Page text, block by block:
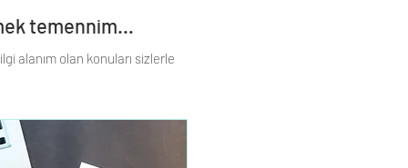
temennim…
alanım olan konuları sizlerle